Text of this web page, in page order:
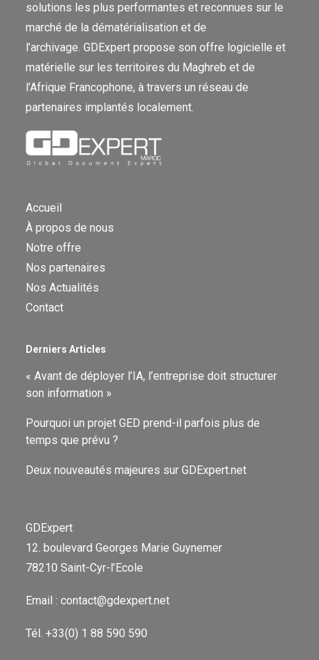
solutions les plus performantes et reconnues sur le
marché de la dématérialisation et de
l’archivage. GDExpert propose son offre logicielle et
matérielle sur les territoires du Maghreb et de
l’Afrique Francophone, à travers un réseau de
partenaires implantés localement.
Accueil
À propos de nous
Notre offre
Nos partenaires
Nos Actualités
Contact
Derniers Articles
« Avant de déployer l’IA, l’entreprise doit structurer
son information »
Pourquoi un projet GED prend-il parfois plus de
temps que prévu ?
Deux nouveautés majeures sur GDExpert.net
GDExpert
12. boulevard Georges Marie Guynemer
78210 Saint-Cyr-l’Ecole
Email : contact@gdexpert.net
Tél. +33(0) 1 88 590 590